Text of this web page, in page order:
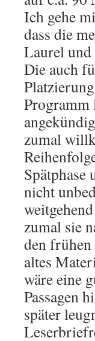
Ich gehe
dass die
Laurel
Die auch
Programm
zumal
Spätphase
nicht
zumal sie
den frühen
altes
wäre eine
Passagen
später